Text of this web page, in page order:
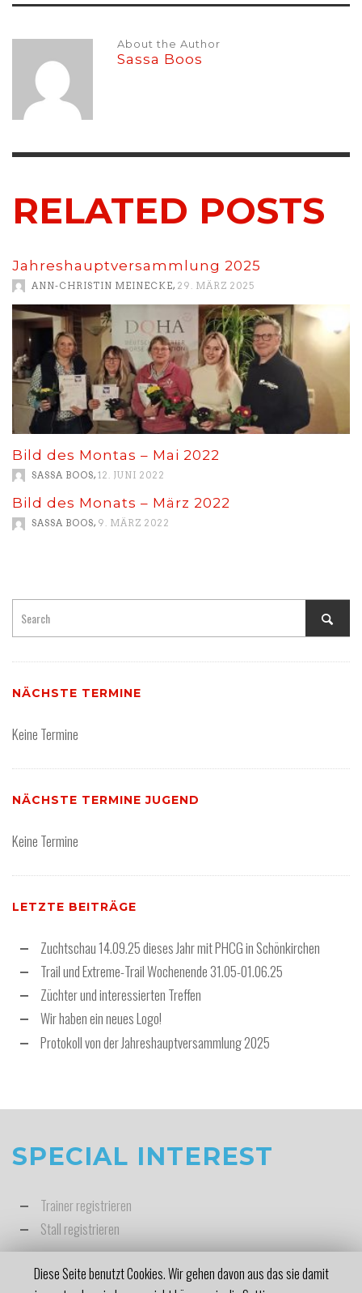
About the Author
Sassa Boos
RELATED POSTS
Jahreshauptversammlung 2025
ANN-CHRISTIN MEINECKE, 29. MÄRZ 2025
Bild des Montas – Mai 2022
SASSA BOOS, 12. JUNI 2022
Bild des Monats – März 2022
SASSA BOOS, 9. MÄRZ 2022
NÄCHSTE TERMINE
Keine Termine
NÄCHSTE TERMINE JUGEND
Keine Termine
LETZTE BEITRÄGE
Zuchtschau 14.09.25 dieses Jahr mit PHCG in Schönkirchen
Trail und Extreme-Trail Wochenende 31.05-01.06.25
Züchter und interessierten Treffen
Wir haben ein neues Logo!
Protokoll von der Jahreshauptversammlung 2025
SPECIAL INTEREST
Trainer registrieren
Stall registrieren
Diese Seite benutzt Cookies. Wir gehen davon aus das sie damit